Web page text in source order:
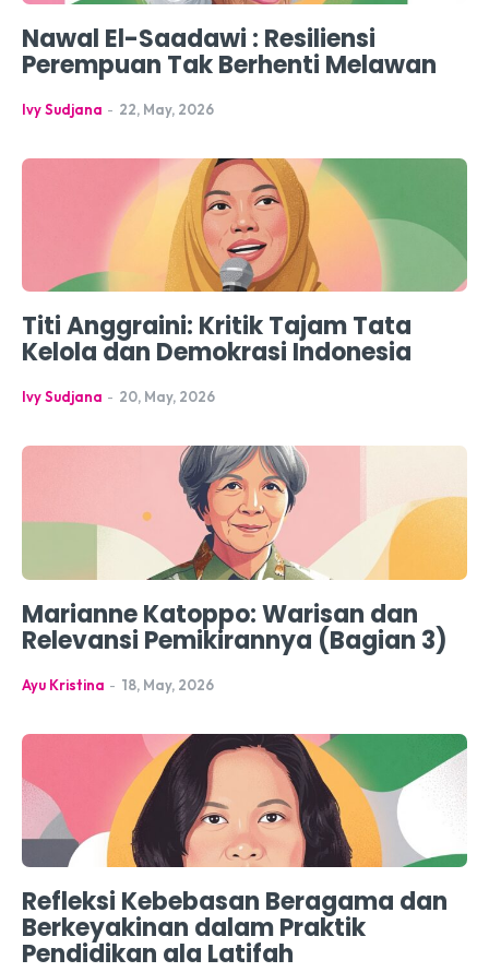
Nawal El-Saadawi : Resiliensi
Perempuan Tak Berhenti Melawan
Ivy Sudjana - 22, May, 2026
Titi Anggraini: Kritik Tajam Tata
Kelola dan Demokrasi Indonesia
Ivy Sudjana - 20, May, 2026
Marianne Katoppo: Warisan dan
Relevansi Pemikirannya (Bagian 3)
Ayu Kristina - 18, May, 2026
Refleksi Kebebasan Beragama dan
Berkeyakinan dalam Praktik
Pendidikan ala Latifah